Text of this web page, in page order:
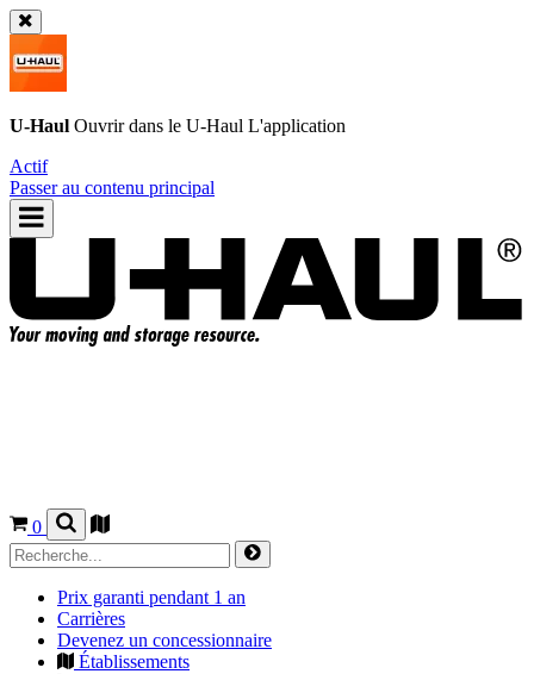
U-Haul Ouvrir dans le U-Haul L'application
Actif
Passer au contenu principal
0
Prix garanti pendant 1 an
Carrières
Devenez un concessionnaire
Établissements